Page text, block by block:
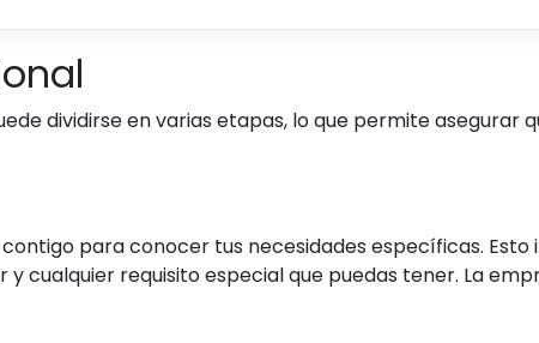
dividirse en varias etapas, lo que permite asegurar
para conocer tus necesidades específicas. Esto
cualquier requisito especial que puedas tener. La